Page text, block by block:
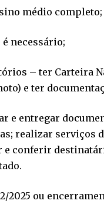
médio completo;
necessário;
– ter Carteira
e ter
e entregar
realizar serviços
e conferir
2025 ou